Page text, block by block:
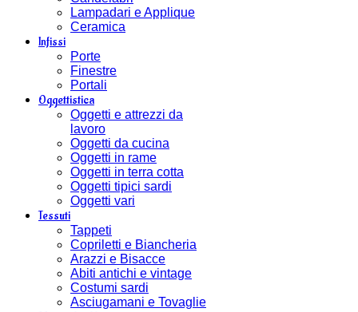
Lampadari e Applique
Ceramica
Infissi
Porte
Finestre
Portali
Oggettistica
Oggetti e attrezzi da
lavoro
Oggetti da cucina
Oggetti in rame
Oggetti in terra cotta
Oggetti tipici sardi
Oggetti vari
Tessuti
Tappeti
Copriletti e Biancheria
Arazzi e Bisacce
Abiti antichi e vintage
Costumi sardi
Asciugamani e Tovaglie